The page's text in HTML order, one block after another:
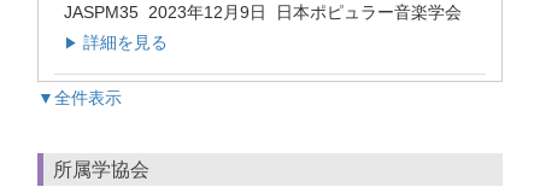
JASPM35 2023年12月9日 日本ポピュラー音楽学会
▶ 詳細を見る
▼全件表示
所属学協会